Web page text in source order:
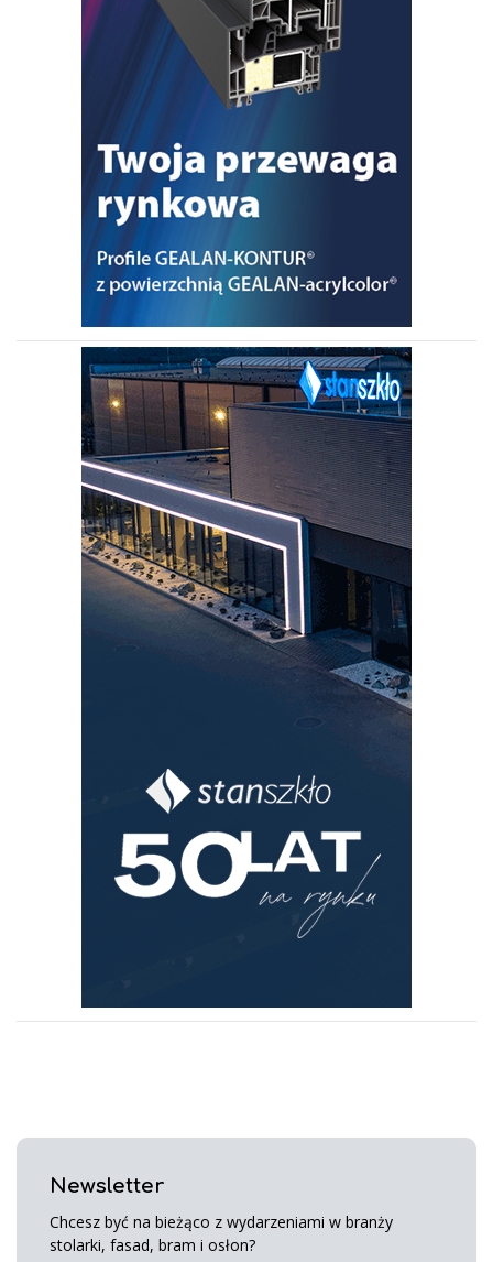
Newsletter
Chcesz być na bieżąco z wydarzeniami w branży
stolarki, fasad, bram i osłon?